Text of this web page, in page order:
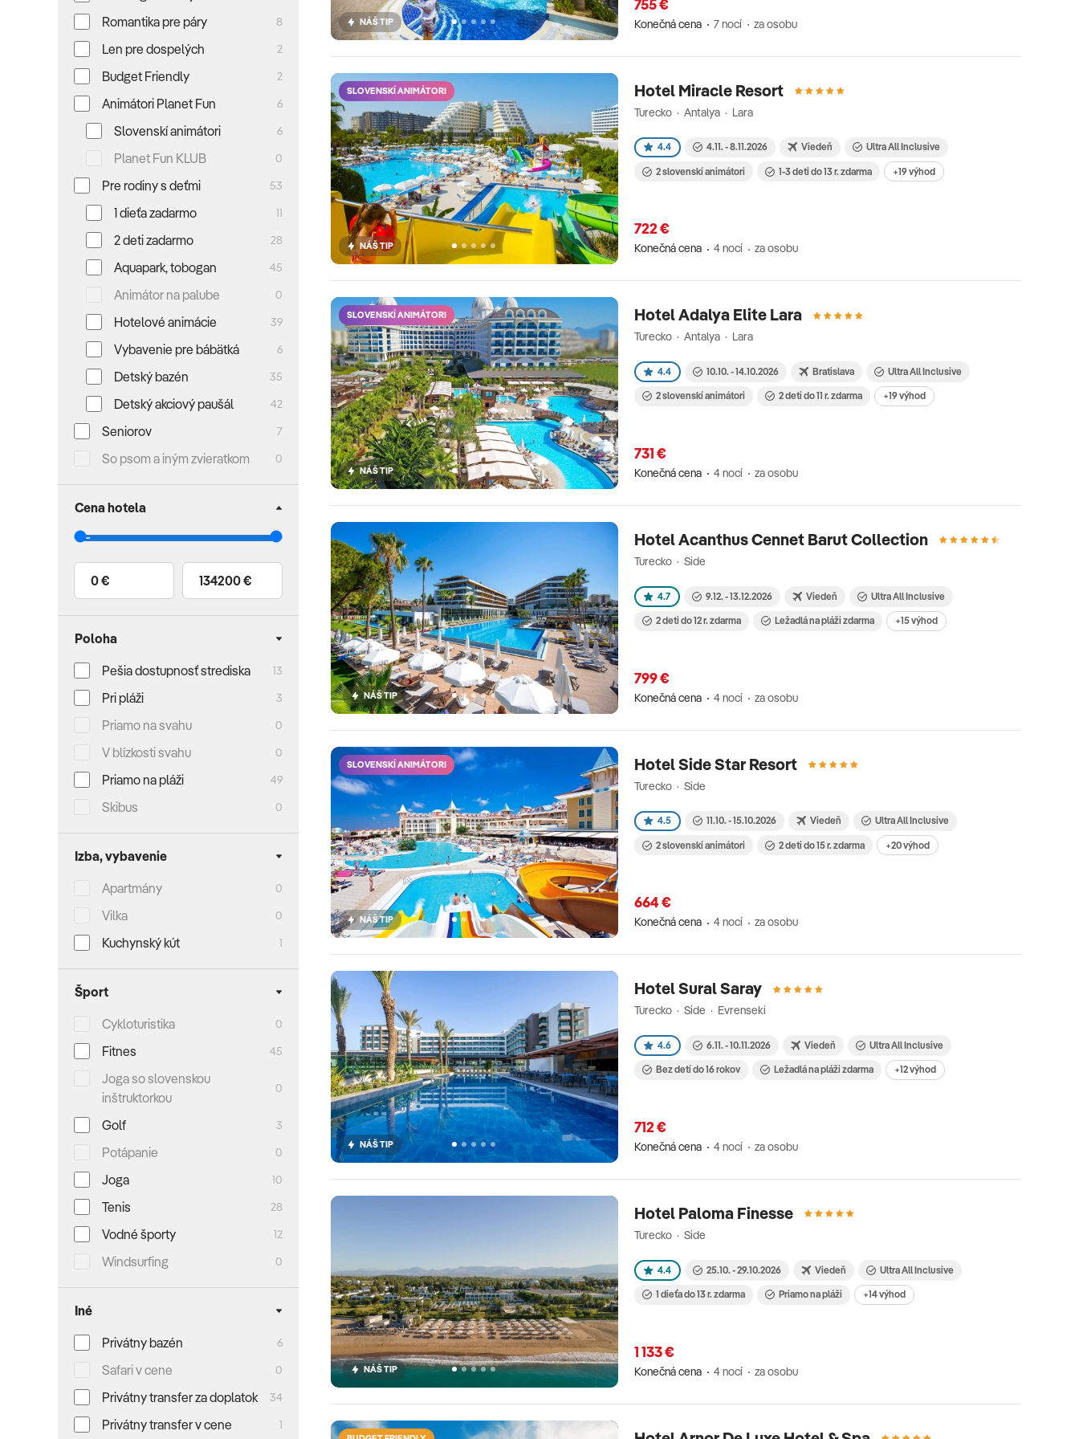
NÁŠ TIP
755 €
Konečná cena 7 nocí za osobu
SLOVENSKÍ ANIMÁTORI
NÁŠ TIP
Hotel Miracle Resort
Turecko · Antalya · Lara
4.4 4.11. - 8.11.2026 Viedeň Ultra All Inclusive
2 slovenskí animátori 1-3 deti do 13 r. zdarma +19 výhod
722 €
Konečná cena 4 nocí za osobu
SLOVENSKÍ ANIMÁTORI
NÁŠ TIP
Hotel Adalya Elite Lara
Turecko · Antalya · Lara
4.4 10.10. - 14.10.2026 Bratislava Ultra All Inclusive
2 slovenskí animátori 2 deti do 11 r. zdarma +19 výhod
731 €
Konečná cena 4 nocí za osobu
NÁŠ TIP
Hotel Acanthus Cennet Barut Collection
Turecko · Side
4.7 9.12. - 13.12.2026 Viedeň Ultra All Inclusive
2 deti do 12 r. zdarma Ležadlá na pláži zdarma +15 výhod
799 €
Konečná cena 4 nocí za osobu
SLOVENSKÍ ANIMÁTORI
NÁŠ TIP
Hotel Side Star Resort
Turecko · Side
4.5 11.10. - 15.10.2026 Viedeň Ultra All Inclusive
2 slovenskí animátori 2 deti do 15 r. zdarma +20 výhod
664 €
Konečná cena 4 nocí za osobu
NÁŠ TIP
Hotel Sural Saray
Turecko · Side · Evrenseki
4.6 6.11. - 10.11.2026 Viedeň Ultra All Inclusive
Bez detí do 16 rokov Ležadlá na pláži zdarma +12 výhod
712 €
Konečná cena 4 nocí za osobu
NÁŠ TIP
Hotel Paloma Finesse
Turecko · Side
4.4 25.10. - 29.10.2026 Viedeň Ultra All Inclusive
1 dieťa do 13 r. zdarma Priamo na pláži +14 výhod
1 133 €
Konečná cena 4 nocí za osobu
Romantika pre páry 8
Len pre dospelých 2
Budget Friendly 2
Animátori Planet Fun 6
Slovenskí animátori 6
Planet Fun KLUB 0
Pre rodiny s deťmi 53
1 dieťa zadarmo 11
2 deti zadarmo 28
Aquapark, tobogan 45
Animátor na palube 0
Hotelové animácie 39
Vybavenie pre bábätká 6
Detský bazén 35
Detský akciový paušál 42
Seniorov 7
So psom a iným zvieratkom 0
Cena hotela
0 € 134200 €
Poloha
Pešia dostupnosť strediska
13
Pri pláži 3
Priamo na svahu 0
V blízkosti svahu 0
Priamo na pláži 49
Skibus 0
Izba, vybavenie
Apartmány
0
Vilka 0
Kuchynský kút 1
Šport
Cykloturistika
0
Fitnes 45
Joga so slovenskou
inštruktorkou
0
Golf 3
Potápanie 0
Joga 10
Tenis 28
Vodné športy 12
Windsurfing 0
Iné
Privátny bazén
6
Safari v cene 0
Privátny transfer za doplatok 34
Privátny transfer v cene 1